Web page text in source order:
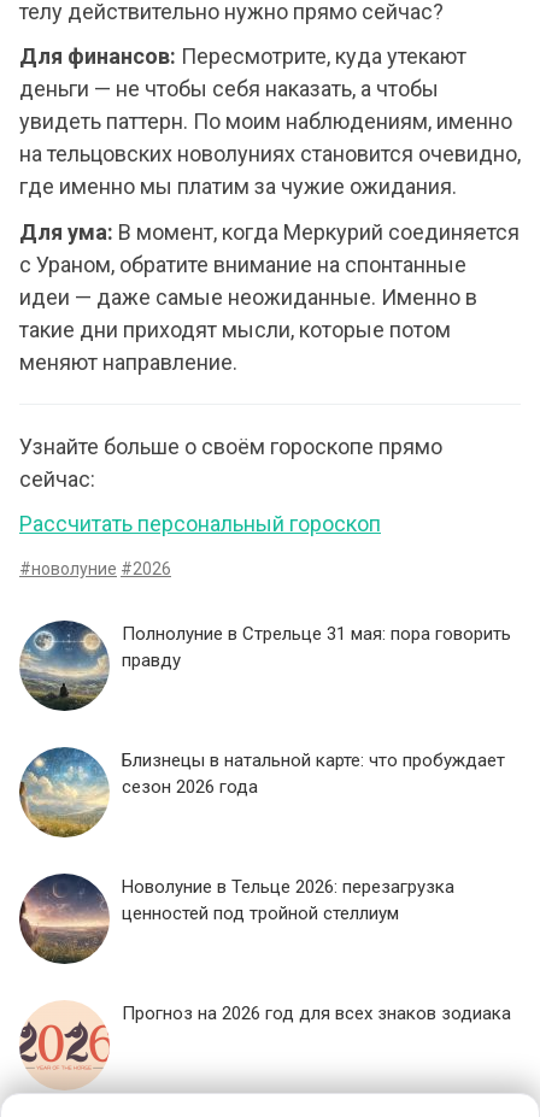
телу действительно нужно прямо сейчас?
Для финансов: Пересмотрите, куда утекают
деньги — не чтобы себя наказать, а чтобы
увидеть паттерн. По моим наблюдениям, именно
на тельцовских новолуниях становится очевидно,
где именно мы платим за чужие ожидания.
Для ума: В момент, когда Меркурий соединяется
с Ураном, обратите внимание на спонтанные
идеи — даже самые неожиданные. Именно в
такие дни приходят мысли, которые потом
меняют направление.
Узнайте больше о своём гороскопе прямо
сейчас:
Рассчитать персональный гороскоп
#новолуние #2026
Полнолуние в Стрельце 31 мая: пора говорить
правду
Близнецы в натальной карте: что пробуждает
сезон 2026 года
Новолуние в Тельце 2026: перезагрузка
ценностей под тройной стеллиум
Прогноз на 2026 год для всех знаков зодиака